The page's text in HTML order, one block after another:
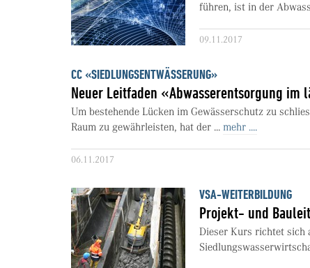
führen, ist in der
09.11.2017
CC «SIEDLUNGSENTWÄSSERUNG»
Neuer Leitfaden «Abwasserentsorgung im
Um bestehende Lücken im Gewässerschutz zu
Raum zu gewährleisten, hat der ... mehr ....
06.11.2017
VSA-WEITERBILDUNG
Projekt- und
Dieser Kurs richtet sich